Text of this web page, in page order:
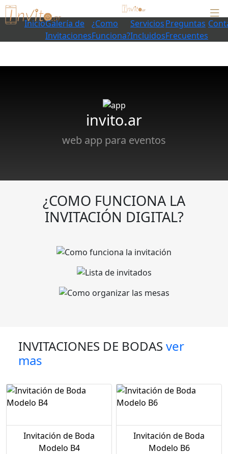
InicioGalería de
Invitaciones
¿Como
Funciona?
Servicios
Incluidos
Preguntas
Frecuentes
invito.ar
web app para eventos
¿COMO FUNCIONA LA
INVITACIÓN DIGITAL?
INVITACIONES DE BODAS ver
mas
Invitación de Boda
Modelo B4
Invitación de Boda
Modelo B6